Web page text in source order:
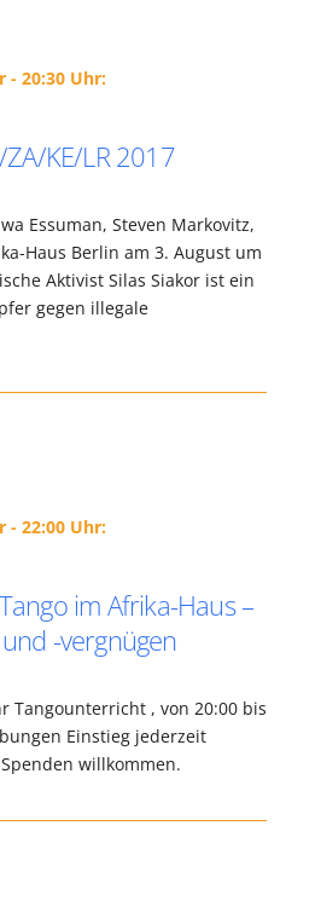
- 20:30 Uhr:
ZA/KE/LR 2017
Essuman, Steven Markovitz,
Haus Berlin am 3. August um
Aktivist Silas Siakor ist ein
gegen illegale
- 22:00 Uhr:
im Afrika-Haus –
-vergnügen
Tangounterricht , von 20:00 bis
Einstieg jederzeit
willkommen.